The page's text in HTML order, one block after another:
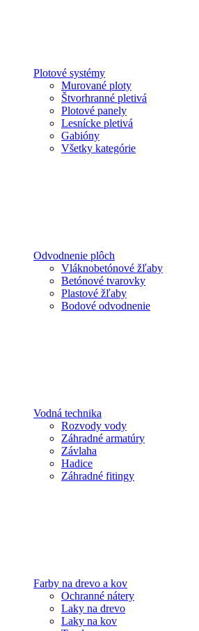
Plotové systémy
Murované ploty
Štvorhranné pletivá
Plotové panely
Lesnícke pletivá
Gabióny
Všetky kategórie
Odvodnenie plôch
Vláknobetónové žľaby
Betónové tvarovky
Plastové žľaby
Bodové odvodnenie
Vodná technika
Rozvody vody
Záhradné armatúry
Závlaha
Hadice
Záhradné fitingy
Farby na drevo a kov
Ochranné nátery
Laky na drevo
Laky na kov